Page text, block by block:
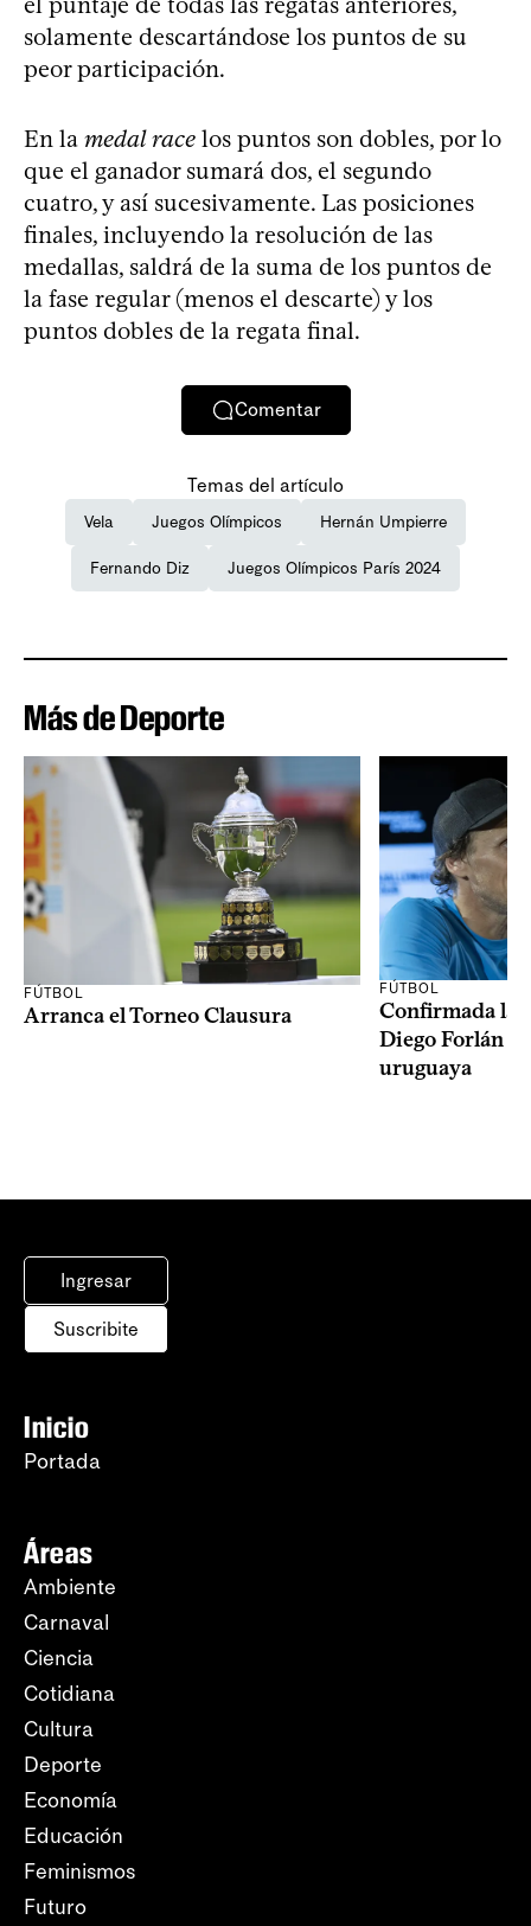
solamente descartándose los puntos de su
peor participación.
En la medal race los puntos son dobles, por lo
que el ganador sumará dos, el segundo
cuatro, y así sucesivamente. Las posiciones
finales, incluyendo la resolución de las
medallas, saldrá de la suma de los puntos de
la fase regular (menos el descarte) y los
puntos dobles de la regata final.
Comentar
Temas del artículo
Vela Juegos Olímpicos Hernán Umpierre
Fernando Diz Juegos Olímpicos París 2024
Más de Deporte
FÚTBOL
Arranca el Torneo Clausura
FÚTBOL
Confirmada la
Diego Forlán
uruguaya
Ingresar
Suscribite
Inicio
Portada
Áreas
Ambiente
Carnaval
Ciencia
Cotidiana
Cultura
Deporte
Economía
Educación
Feminismos
Futuro